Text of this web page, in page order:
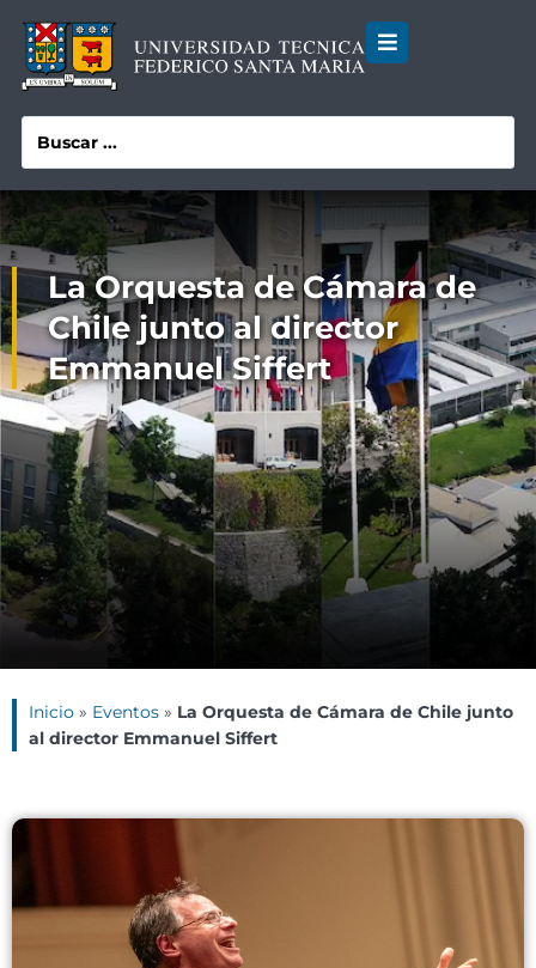
La Orquesta de Cámara de
Chile junto al director
Emmanuel Siffert
Inicio » Eventos » La Orquesta de Cámara de Chile junto
al director Emmanuel Siffert